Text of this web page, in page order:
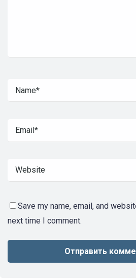
Save my name, email, and
next time I comment.